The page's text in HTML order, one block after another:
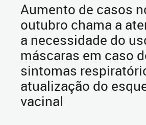
Aumento de casos
outubro chama a
a necessidade do
máscaras em caso
sintomas
atualização do
vacinal